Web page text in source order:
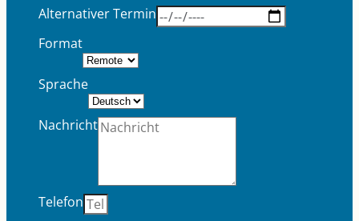
Alternativer Termin
Format
Sprache
Nachricht
Telefon